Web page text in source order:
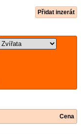
Přidat inzerát
Cena